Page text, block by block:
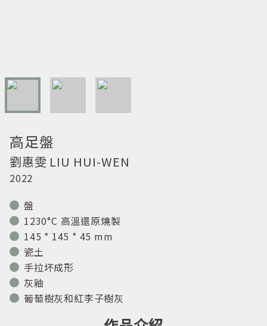
高足盤
劉惠雯 LIU HUI-WEN
2022
盤
1230°C 高溫還原燒製
145 * 145 * 45 mm
瓷土
手拉坏成形
灰釉
葡萄樹灰和紅李子樹灰